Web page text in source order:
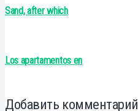
Sand, after which
Los apartamentos en
Добавить комментарий